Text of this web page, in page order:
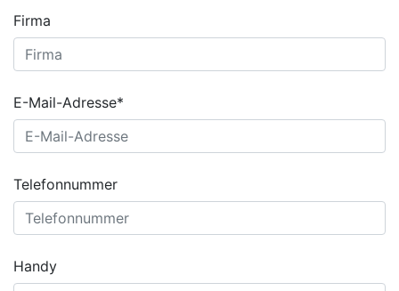
Firma
E-Mail-Adresse*
Telefonnummer
Handy